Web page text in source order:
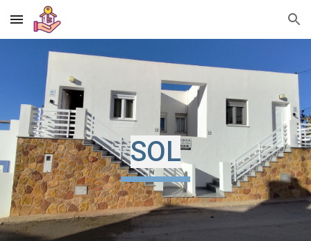
Skip to main content Skip to navigation
SOL